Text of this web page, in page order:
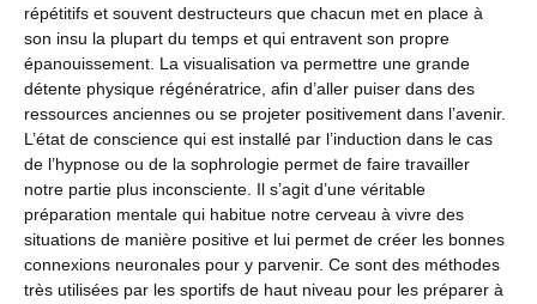
répétitifs et souvent destructeurs que chacun met en place à
son insu la plupart du temps et qui entravent son propre
épanouissement. La visualisation va permettre une grande
détente physique régénératrice, afin d’aller puiser dans des
ressources anciennes ou se projeter positivement dans l’avenir.
L’état de conscience qui est installé par l’induction dans le cas
de l’hypnose ou de la sophrologie permet de faire travailler
notre partie plus inconsciente. Il s’agit d’une véritable
préparation mentale qui habitue notre cerveau à vivre des
situations de manière positive et lui permet de créer les bonnes
connexions neuronales pour y parvenir. Ce sont des méthodes
très utilisées par les sportifs de haut niveau pour les préparer à